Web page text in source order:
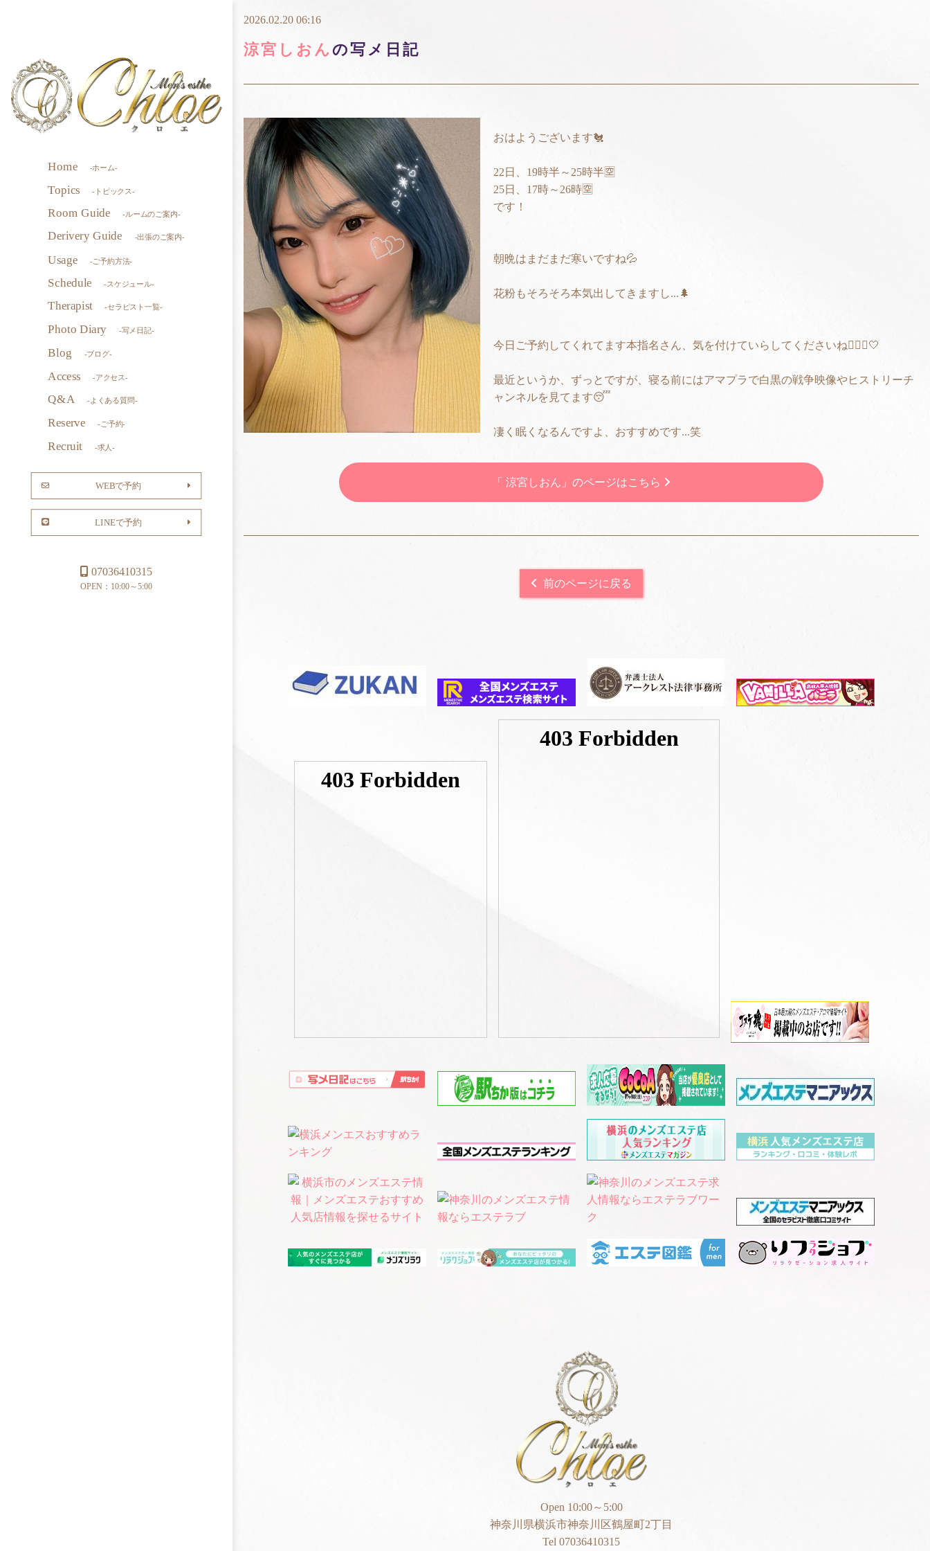
Home -ホーム-
Topics -トピックス-
Room Guide -ルームのご案内-
Derivery Guide -出張のご案内-
Usage -ご予約方法-
Schedule -スケジュール-
Therapist -セラピスト一覧-
Photo Diary -写メ日記-
Blog -ブログ-
Access -アクセス-
Q&A -よくある質問-
Reserve -ご予約-
Recruit -求人-
WEBで予約
LINEで予約
07036410315
OPEN：10:00～5:00
2026.02.20 06:16
涼宮しおんの写メ日記
おはようございます🐔
22日、19時半～25時半🈳
25日、17時～26時🈳
です！
朝晩はまだまだ寒いですね💦
花粉もそろそろ本気出してきますし...🌲
今日ご予約してくれてます本指名さん、気を付けていらしてくださいね🙇🏻‍♀️‪‪🤍
最近というか、ずっとですが、寝る前にはアマプラで白黒の戦争映像やヒストリーチ
ャンネルを見てます😴
凄く眠くなるんですよ、おすすめです...笑
「 涼宮しおん」のページはこちら
前のページに戻る
Open 10:00～5:00
神奈川県横浜市神奈川区鶴屋町2丁目
Tel 07036410315